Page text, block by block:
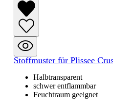
Stoffmuster für Plissee
Halbtransparent
schwer entflammbar
Feuchtraum geeignet